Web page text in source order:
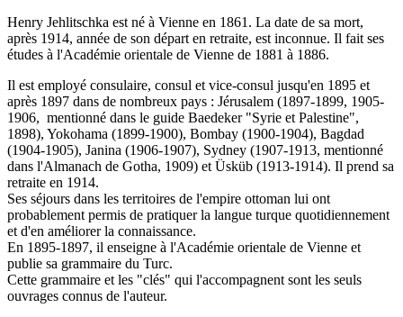
Henry Jehlitschka est né à Vienne en 1861. La date de sa mort,
après 1914, année de son départ en retraite, est inconnue. Il fait ses
études à l'Académie orientale de Vienne de 1881 à 1886.
Il est employé consulaire, consul et vice-consul jusqu'en 1895 et
après 1897 dans de nombreux pays : Jérusalem (1897-1899, 1905-
1906, mentionné dans le guide Baedeker "Syrie et Palestine",
1898), Yokohama (1899-1900), Bombay (1900-1904), Bagdad
(1904-1905), Janina (1906-1907), Sydney (1907-1913, mentionné
dans l'Almanach de Gotha, 1909) et Üsküb (1913-1914). Il prend sa
retraite en 1914.
Ses séjours dans les territoires de l'empire ottoman lui ont
probablement permis de pratiquer la langue turque quotidiennement
et d'en améliorer la connaissance.
En 1895-1897, il enseigne à l'Académie orientale de Vienne et
publie sa grammaire du Turc.
Cette grammaire et les "clés" qui l'accompagnent sont les seuls
ouvrages connus de l'auteur.